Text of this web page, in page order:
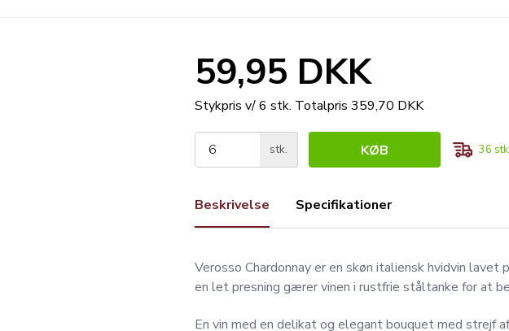
59,95 DKK
Stykpris v/ 6 stk. Totalpris 359,70 DKK
stk. KØB 36 stk.
Beskrivelse Specifikationer
Verosso Chardonnay er en skøn italiensk hvidvin lavet
en let presning gærer vinen i rustfrie ståltanke for at
En vin med en delikat og elegant bouquet med strejf